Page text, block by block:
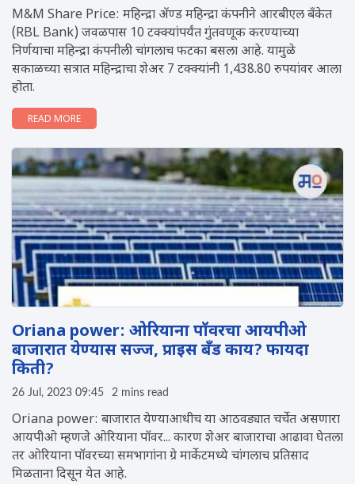
M&M Share Price: महिन्द्रा ॲण्ड महिन्द्रा कंपनीने आरबीएल बँकेत
(RBL Bank) जवळपास 10 टक्क्यांपर्यंत गुंतवणूक करण्याच्या
निर्णयाचा महिन्द्रा कंपनीली चांगलाच फटका बसला आहे. यामुळे
सकाळच्या सत्रात महिन्द्राचा शेअर 7 टक्क्यांनी 1,438.80 रुपयांवर आला
होता.
READ MORE
Oriana power: ओरियाना पॉवरचा आयपीओ
बाजारात येण्यास सज्ज, प्राइस बँड काय? फायदा
किती?
26 Jul, 2023 09:45 2 mins read
Oriana power: बाजारात येण्याआधीच या आठवड्यात चर्चेत असणारा
आयपीओ म्हणजे ओरियाना पॉवर... कारण शेअर बाजाराचा आढावा घेतला
तर ओरियाना पॉवरच्या समभागांना ग्रे मार्केटमध्ये चांगलाच प्रतिसाद
मिळताना दिसून येत आहे.